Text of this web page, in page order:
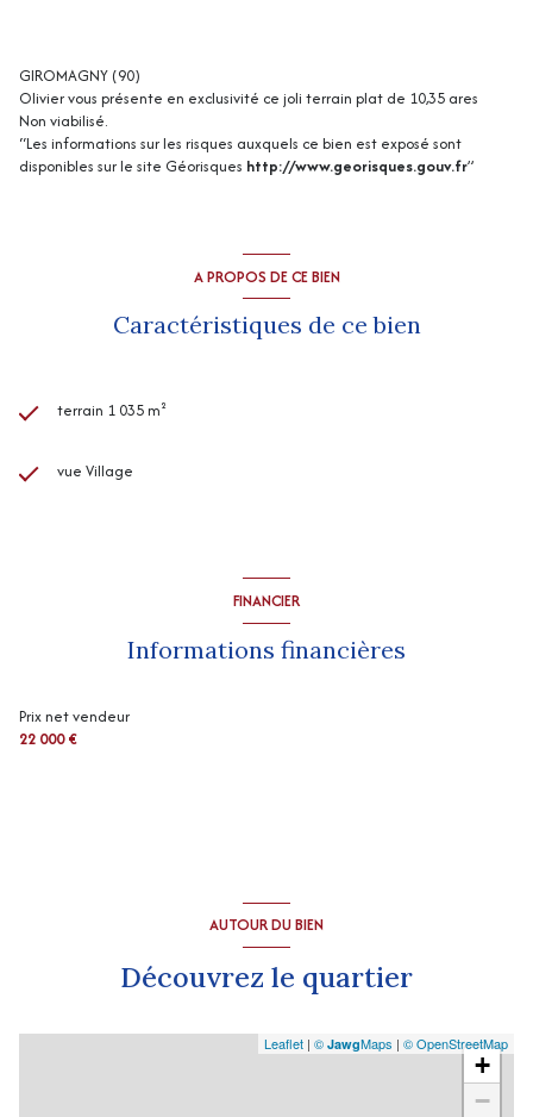
GIROMAGNY (90)
Olivier vous présente en exclusivité ce joli terrain plat de 10,35 ares
Non viabilisé.
“Les informations sur les risques auxquels ce bien est exposé sont
disponibles sur le site Géorisques http://www.georisques.gouv.fr”
A PROPOS DE CE BIEN
Caractéristiques de ce bien
terrain 1 035 m²
vue Village
FINANCIER
Informations financières
Prix net vendeur
22 000 €
AUTOUR DU BIEN
Découvrez le quartier
+
−
Leaflet | © JawgMaps | © OpenStreetMap